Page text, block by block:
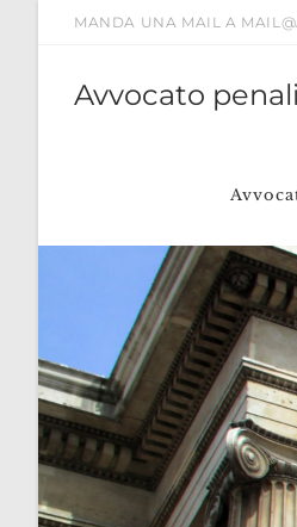
MANDA UNA MAIL A
Avvocato